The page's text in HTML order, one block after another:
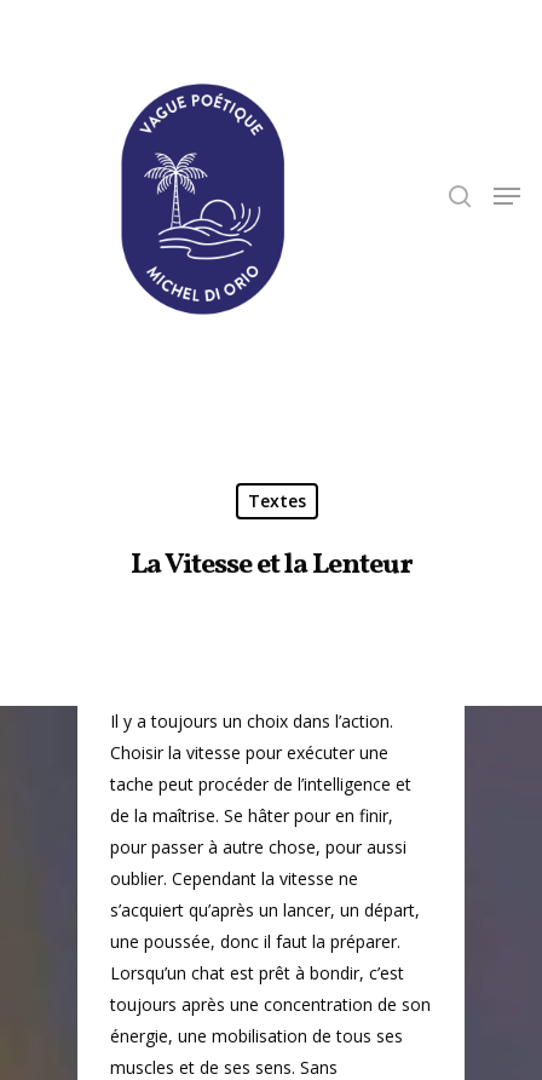
Hit enter to search or ESC to close
Textes
La Vitesse et la Lenteur
Il y a toujours un choix dans l’action.
Choisir la vitesse pour exécuter une
tache peut procéder de l’intelligence et
de la maîtrise. Se hâter pour en finir,
pour passer à autre chose, pour aussi
oublier. Cependant la vitesse ne
s’acquiert qu’après un lancer, un départ,
une poussée, donc il faut la préparer.
Lorsqu’un chat est prêt à bondir, c’est
toujours après une concentration de son
énergie, une mobilisation de tous ses
muscles et de ses sens. Sans